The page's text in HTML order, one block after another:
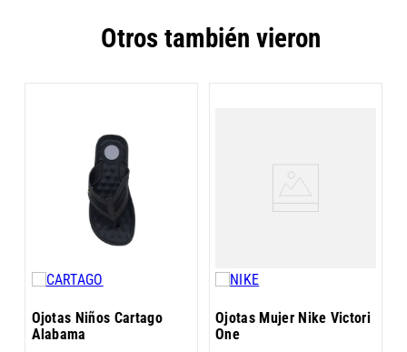
Otros también vieron
Ojotas Niños Cartago
Alabama
Ojotas Mujer Nike Victori
One